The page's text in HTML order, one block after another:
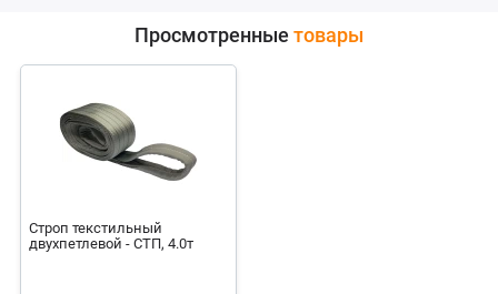
Просмотренные товары
Строп текстильный
двухпетлевой - СТП, 4.0т